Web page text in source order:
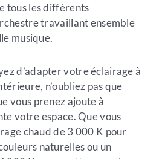
tous les différents
travaillant ensemble
musique.
d’adapter votre éclairage à
n’oubliez pas que
vous prenez ajoute à
votre espace. Que vous
chaud de 3 000 K pour
naturelles ou un